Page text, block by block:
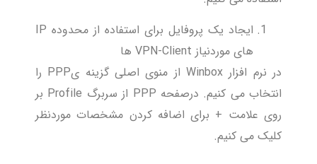
ایجاد یک پروفایل برای استفاده از محدوده IP
های موردنیاز VPN-Client ها
در نرم افزار Winbox از منوی اصلی گزینه یPPP را
انتخاب می کنیم. درصفحه PPP از سربرگ Profile بر
روی علامت + برای اضافه کردن مشخصات موردنظر
کلیک می کنیم.